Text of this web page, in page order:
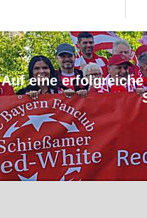
Auf eine